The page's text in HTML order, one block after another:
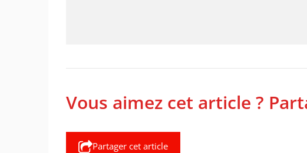
Vous aimez cet article ?
Partager cet article